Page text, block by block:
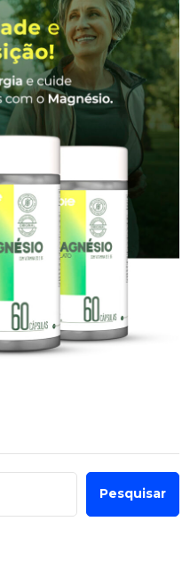
Pesquisar